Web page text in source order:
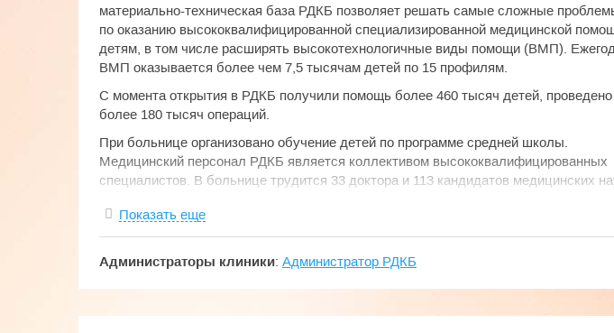
материально-техническая база РДКБ позволяет решать самые сложные
по оказанию высококвалифицированной специализированной медицинской
детям, в том числе расширять высокотехнологичные виды помощи (ВМП).
ВМП оказывается более чем 7,5 тысячам детей по 15 профилям.
C момента открытия в РДКБ получили помощь более 460 тысяч детей, проведено
более 180 тысяч операций.
При больнице организовано обучение детей по программе средней школы.
Медицинский персонал РДКБ является коллективом высококвалифицированных
специалистов. В больнице трудится 33 доктора и 113 кандидатов медицинских
здравоохранения РФ, 3 заслуженных врача республик РФ, 150 человек
знаком «Отличник здравоохранения». Многие специалисты прошли стажировку
в различных зарубежных клиниках.
Показать еще
Администраторы клиники: Администратор РДКБ